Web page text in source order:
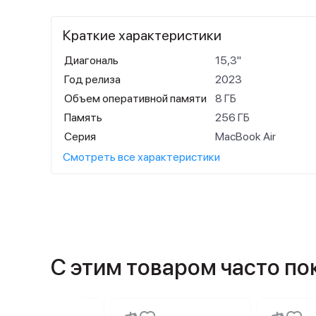
Краткие характеристики
Диагональ
15,3"
Год релиза
2023
Объем оперативной памяти
8 ГБ
Память
256 ГБ
Серия
MacBook Air
Смотреть все характеристики
С этим товаром часто